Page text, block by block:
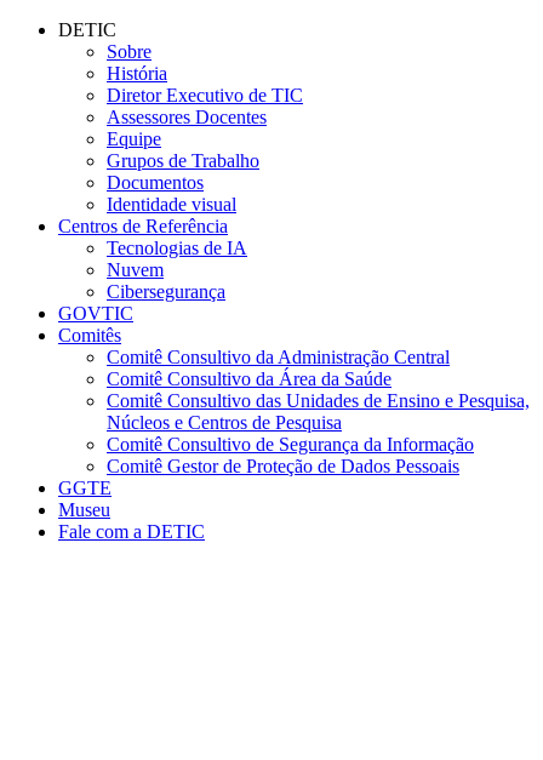
Conteúdo principal
DETIC
Sobre
História
Diretor Executivo de TIC
Assessores Docentes
Equipe
Grupos de Trabalho
Documentos
Identidade visual
Centros de Referência
Tecnologias de IA
Nuvem
Cibersegurança
GOVTIC
Comitês
Comitê Consultivo da Administração Central
Comitê Consultivo da Área da Saúde
Comitê Consultivo das Unidades de Ensino e Pesquisa,
Núcleos e Centros de Pesquisa
Comitê Consultivo de Segurança da Informação
Comitê Gestor de Proteção de Dados Pessoais
GGTE
Museu
Fale com a DETIC